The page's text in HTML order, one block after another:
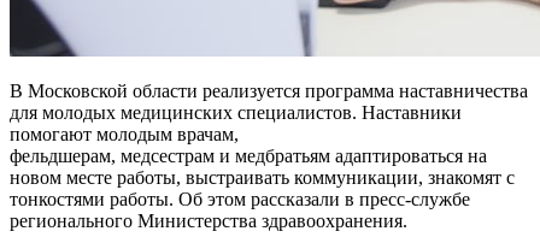
В Московской области реализуется программа наставничества
для молодых медицинских специалистов. Наставники
помогают молодым врачам,
фельдшерам, медсестрам и медбратьям адаптироваться на
новом месте работы, выстраивать коммуникации, знакомят с
тонкостями работы. Об этом рассказали в пресс-службе
регионального Министерства здравоохранения.